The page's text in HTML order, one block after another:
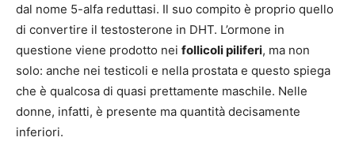
dal nome 5-alfa reduttasi. Il suo compito è proprio quello
di convertire il testosterone in DHT. L’ormone in
questione viene prodotto nei follicoli piliferi, ma non
solo: anche nei testicoli e nella prostata e questo spiega
che è qualcosa di quasi prettamente maschile. Nelle
donne, infatti, è presente ma quantità decisamente
inferiori.